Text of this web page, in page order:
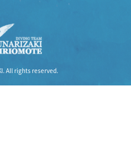
All rights reserved.